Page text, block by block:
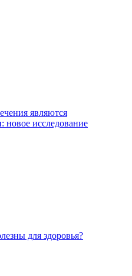
являются
новое исследование
для здоровья?